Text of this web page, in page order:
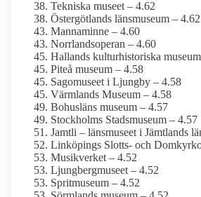
Tekniska museet – 4.62
Östergötlands länsmuseum – 4.62
Mannaminne – 4.60
Norrlandsoperan – 4.60
Hallands kultur­historiska
Piteå museum – 4.58
Sagomuseet i Ljungby – 4.58
Värmlands Museum – 4.58
Bohusläns museum – 4.57
Stockholms Stadsmuseum – 4.57
Jamtli – länsmuseet i Jämtlands
Linköpings Slotts- och
Musikverket – 4.52
Ljungberg­museet – 4.52
Spritmuseum – 4.52